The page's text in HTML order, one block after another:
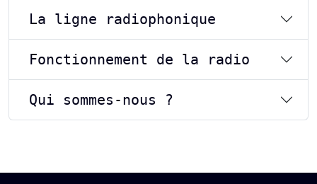
La ligne radiophonique
Fonctionnement de la radio
Qui sommes-nous ?